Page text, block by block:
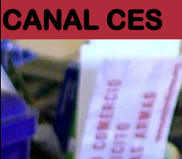
CANAL CES